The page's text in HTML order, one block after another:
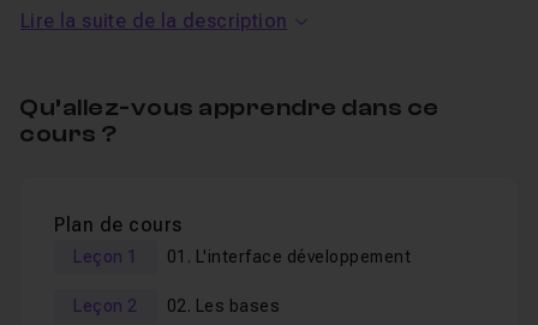
répondre à vos questions.
Lire la suite de la description
Qu’allez-vous apprendre dans ce
cours ?
Plan de cours
Leçon 1 01. L'interface développement
Leçon 2 02. Les bases